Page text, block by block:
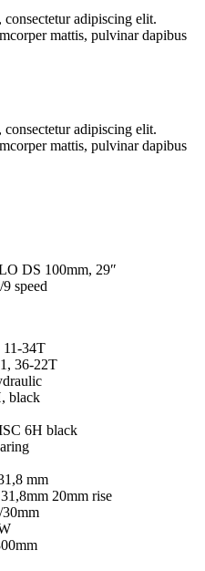
adipiscing elit.
mattis, pulvinar dapibus
adipiscing elit.
mattis, pulvinar dapibus
DS 100mm, 29″
speed
11-34T
36-22T
black
6H black
mm
20mm rise